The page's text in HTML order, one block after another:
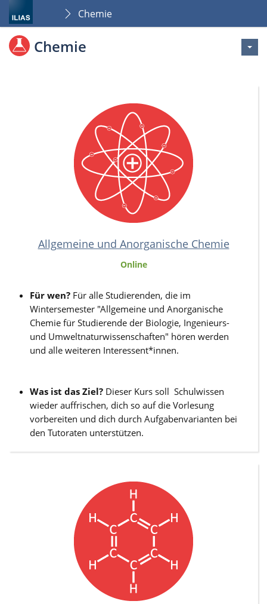
Chemie
Chemie
Allgemeine und Anorganische Chemie
Online
Für wen? Für alle Studierenden, die im
Wintersemester "Allgemeine und Anorganische
Chemie für Studierende der Biologie, Ingenieurs-
und Umweltnaturwissenschaften" hören werden
und alle weiteren Interessent*innen.
Was ist das Ziel? Dieser Kurs soll Schulwissen
wieder auffrischen, dich so auf die Vorlesung
vorbereiten und dich durch Aufgabenvarianten bei
den Tutoraten unterstützen.